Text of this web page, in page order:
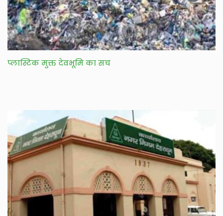
प्लास्टिक मुक्त देवभूमि का सच